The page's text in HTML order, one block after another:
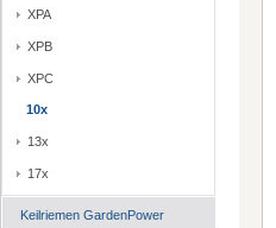
XPA
XPB
XPC
10x
13x
17x
Keilriemen GardenPower